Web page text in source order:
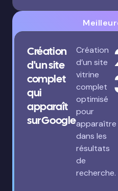
Création
d'un site
complet
qui
apparaît
sur Google
Création
d’un site
vitrine
complet
optimisé
pour
apparaître
dans les
résultats
de
recherche.